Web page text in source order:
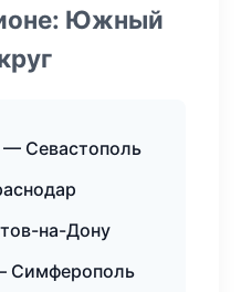
Южный
— Севастополь
на-Дону
Симферополь